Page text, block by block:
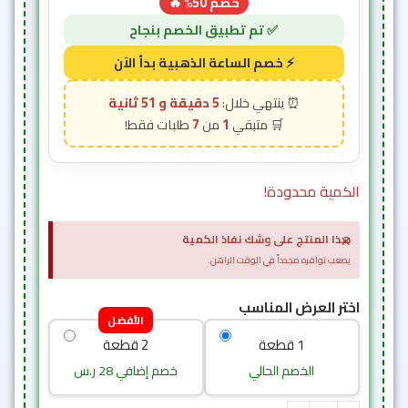
خصم 50% 🔥
5 دقيقة و 49 ثانية
1
7
الكمية محدودة!
هذا المنتج على وشك نفاذ الكمية
يصعب توافره مجدداً في الوقت الراهن.
×
اختر العرض المناسب
1 قطعة
الخصم الحالي
الأفضل
2 قطعة
خصم إضافي 28 ر.س